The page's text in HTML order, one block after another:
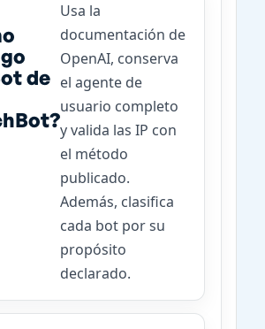
de
Usa la
documentación de
OpenAI, conserva
el agente de
usuario completo
y valida las IP con
el método
publicado.
Además, clasifica
cada bot por su
propósito
declarado.